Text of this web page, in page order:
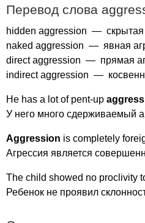
Перевод слова
hidden aggression — скрытая
naked aggression — явная
direct aggression — прямая
indirect aggression —
He has a lot of pent-up
У него много сдерживаемый
Aggression is completely
Агрессия является
The child showed no proclivity
Ребенок не проявил